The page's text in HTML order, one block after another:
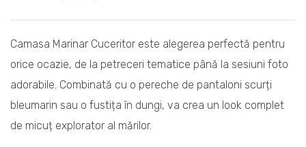
40,00 lei.
Camasa Marinar Cuceritor este alegerea perfectă pentru
orice ocazie, de la petreceri tematice până la sesiuni foto
adorabile. Combinată cu o pereche de pantaloni scurți
bleumarin sau o fustița în dungi, va crea un look complet
de micuț explorator al mărilor.